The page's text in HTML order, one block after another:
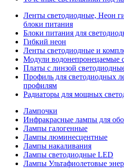
Ленты светодиодные, Неон
блоки питания
Блоки питания для
Гибкий неон
Ленты светодиодные и
Модули водонепронецаемые
Платы с линзой
Профиль для светодиодных
профилям
Радиаторы для мощных
Лампочки
Инфракрасные лампы для
Лампы галогенные
Лампы люминесцентные
Лампы накаливания
Лампы светодиодные LED
Лампы Ультафиолетовые